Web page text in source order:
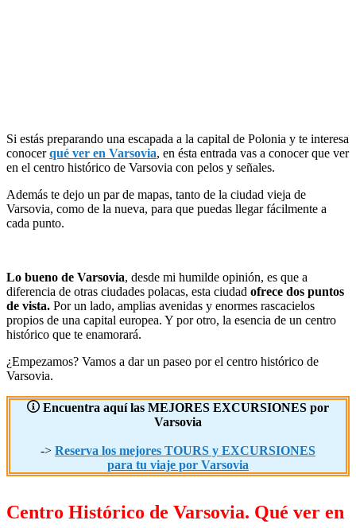
Si estás preparando una escapada a la capital de Polonia y te interesa
conocerqué ver en Varsovia, en ésta entrada vas a conocer que ver
en el centro histórico de Varsovia con pelos y señales.
Además te dejo un par de mapas, tanto de la ciudad vieja de
Varsovia, como de la nueva, para que puedas llegar fácilmente a
cada punto.
Lo bueno de Varsovia, desde mi humilde opinión, es que a
diferencia de otras ciudades polacas, esta ciudad ofrece dos puntos
de vista. Por un lado, amplias avenidas y enormes rascacielos
propios de una capital europea. Y por otro, la esencia de un centro
histórico que te enamorará.
¿Empezamos? Vamos a dar un paseo por el centro histórico de
Varsovia.
Encuentra aquí las MEJORES EXCURSIONES por
Varsovia
-> Reserva los mejores TOURS y EXCURSIONES
para tu viaje por Varsovia
Centro Histórico de Varsovia. Qué ver en